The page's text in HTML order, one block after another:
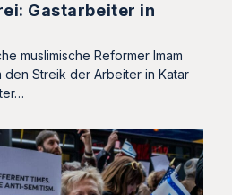
Gastarbeiter in
muslimische Reformer Imam
den Streik der Arbeiter in Katar